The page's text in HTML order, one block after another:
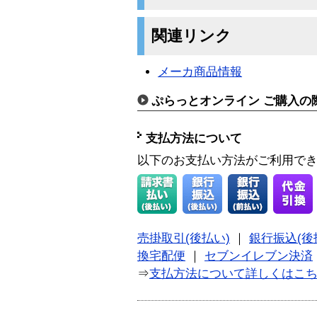
関連リンク
メーカ商品情報
ぷらっとオンライン ご購入の
支払方法について
以下のお支払い方法がご利用で
売掛取引(後払い)
銀行振込(後
換宅配便
セブンイレブン決済
⇒支払方法について詳しくはこ